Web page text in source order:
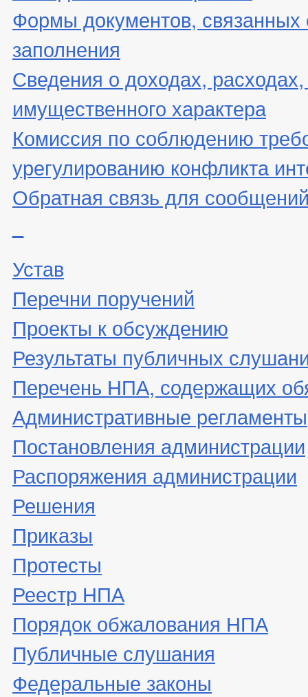
Формы документов, связанных
заполнения
Сведения о доходах,
имущественного характера
Комиссия по соблюдению
урегулированию конфликта
Обратная связь для
Устав
Перечни поручений
Проекты к обсуждению
Результаты публичных
Перечень НПА, содержащих
Административные регламенты
Постановления администрации
Распоряжения администрации
Решения
Приказы
Протесты
Реестр НПА
Порядок обжалования НПА
Публичные слушания
Федеральные законы